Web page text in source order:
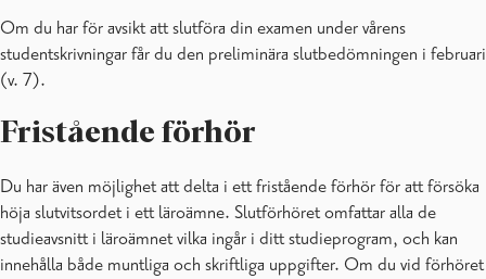
Om du har för avsikt att slutföra din examen under vårens
studentskrivningar får du den preliminära slutbedömningen i februari
(v. 7).
Fristående förhör
Du har även möjlighet att delta i ett fristående förhör för att försöka
höja slutvitsordet i ett läroämne. Slutförhöret omfattar alla de
studieavsnitt i läroämnet vilka ingår i ditt studieprogram, och kan
innehålla både muntliga och skriftliga uppgifter. Om du vid förhöret